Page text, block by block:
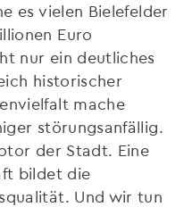
es vielen Bielefelder
Euro
nur ein deutliches
historischer
mache
störungsanfällig.
der Stadt. Eine
bildet die
Und wir tun